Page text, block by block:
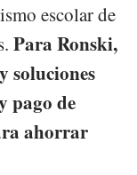
escolar de
Para Ronski,
soluciones
pago de
ahorrar